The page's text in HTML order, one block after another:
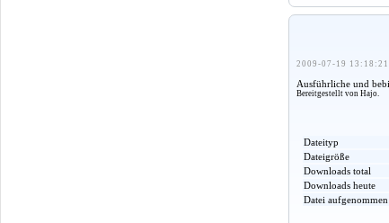
2009-07-19
Ausführliche und
Bereitgestellt von Hajo.
Dateityp
Dateigröße
Downloads total
Downloads heute
Datei aufgenommen